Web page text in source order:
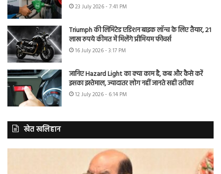
23 July 2026 - 7:41 PM
Triumph की लिमिटेड एडिशन बाइक लॉन्च के लिए तैयार, 21
लाख रुपये कीमत में मिलेंगे प्रीमियम फीचर्स
16 July 2026 - 3:17 PM
जानिए Hazard Light का क्या काम है, कब और कैसे करें
इसका इस्तेमाल, ज्यादातर लोग नहीं जानते सही तरीका
12 July 2026 - 6:14 PM
खेत खलिहान